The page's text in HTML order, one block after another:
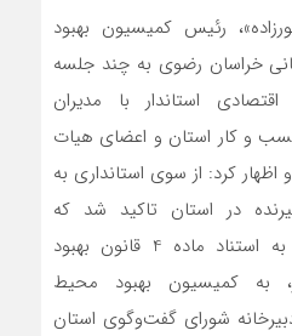
رئیس کمیسیون بهبود
خراسان رضوی به چند جلسه
استاندار با مدیران
و کار استان و اعضای هیات
کرد: از سوی استانداری به
در استان تاکید شد که
نماینده تام‌الختیار خود را به استناد ماده 4 قانون بهبود
به کمیسیون بهبود محیط
شورای گفت‌و‌گوی استان